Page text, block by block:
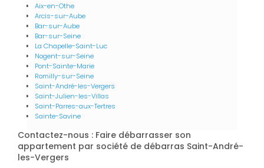
Aix-en-Othe
Arcis-sur-Aube
Bar-sur-Aube
Bar-sur-Seine
La Chapelle-Saint-Luc
Nogent-sur-Seine
Pont-Sainte-Marie
Romilly-sur-Seine
Saint-André-les-Vergers
Saint-Julien-les-Villas
Saint-Parres-aux-Tertres
Sainte-Savine
Contactez-nous : Faire débarrasser son
appartement par société de débarras Saint-André-
les-Vergers